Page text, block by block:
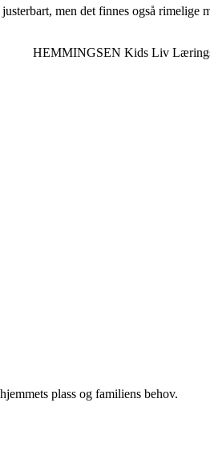
men det finnes også
HEMMINGSEN Kids Liv
plass og familiens behov.